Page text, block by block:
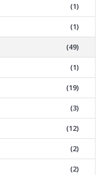
(1)
(1)
(49)
(1)
(19)
(3)
(12)
(2)
(2)